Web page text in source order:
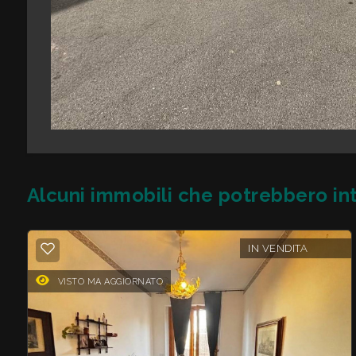
Alcuni immobili che potrebbero
IN VENDITA
VISTO MA AGGIORNATO
Giardino
Posto auto/Box
Balcone/Terrazzo
Nuova costruzione
Lusso